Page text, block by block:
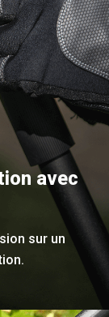
avec
sur un